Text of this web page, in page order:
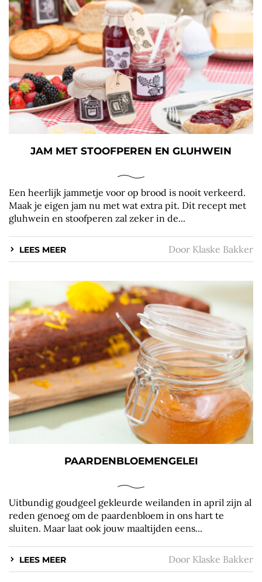
JAM MET STOOFPEREN EN GLUHWEIN
Een heerlijk jammetje voor op brood is nooit verkeerd.
Maak je eigen jam nu met wat extra pit. Dit recept met
gluhwein en stoofperen zal zeker in de...
LEES MEER Door Klaske Bakker
PAARDENBLOEMENGELEI
Uitbundig goudgeel gekleurde weilanden in april zijn al
reden genoeg om de paardenbloem in ons hart te
sluiten. Maar laat ook jouw maaltijden eens...
LEES MEER Door Klaske Bakker